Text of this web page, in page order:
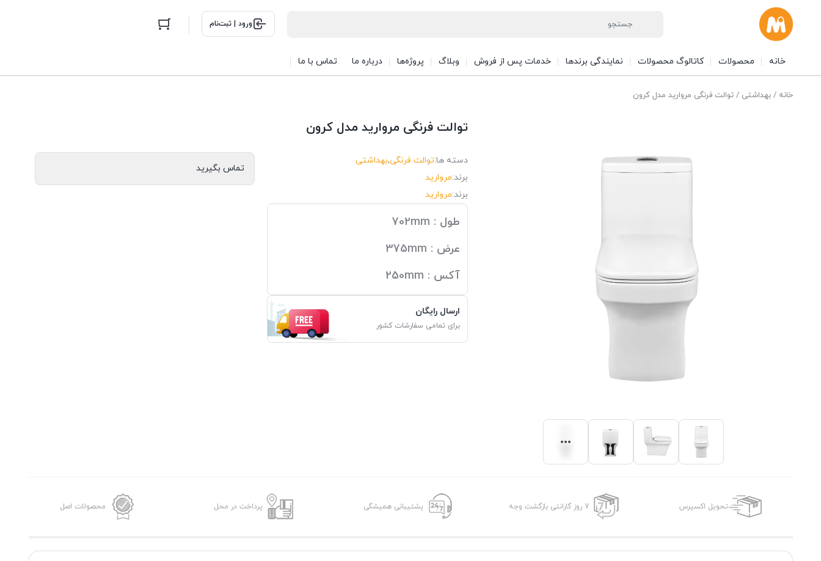
ورود | ثبت‌نام
خانه محصولات کاتالوگ محصولات نمایندگی برندها خدمات پس از فروش وبلاگ پروژه‌ها درباره ما تماس با ما
خانه /بهداشتی / توالت فرنگی مروارید مدل کرون
توالت فرنگی مروارید مدل کرون
دسته ها:توالت فرنگی,بهداشتی
برند:مروارید
برند:مروارید
طول : 702mm
عرض : 375mm
آکس : 250mm
ارسال رایگان
برای تمامی سفارشات کشور
تماس بگیرید
تحویل اکسپرس 7 روز گارانتی بازگشت وجه پشتیبانی همیشگی پرداخت در محل محصولات اصل